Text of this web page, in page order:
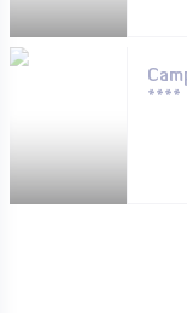
****